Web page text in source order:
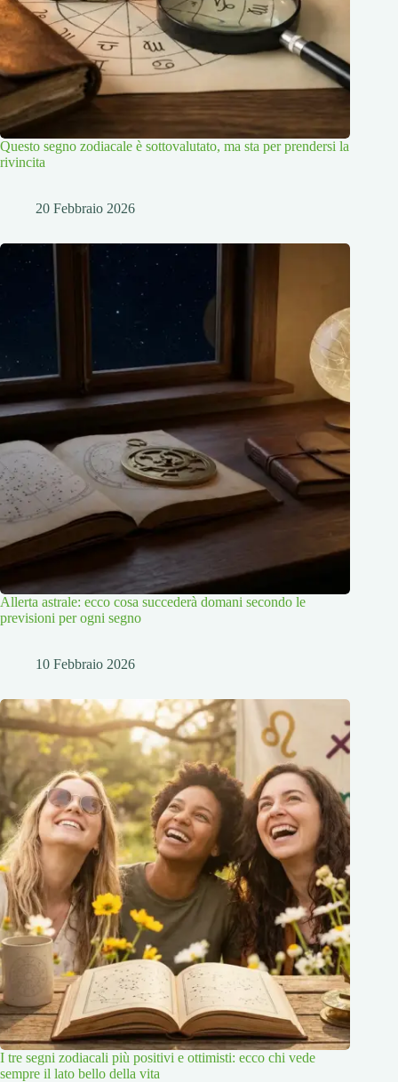
Questo segno zodiacale è sottovalutato, ma sta per prendersi la
rivincita
20 Febbraio 2026
Allerta astrale: ecco cosa succederà domani secondo le
previsioni per ogni segno
10 Febbraio 2026
I tre segni zodiacali più positivi e ottimisti: ecco chi vede
sempre il lato bello della vita